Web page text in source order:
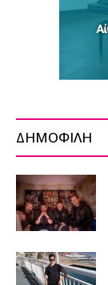
ΔΗΜΟΦΙΛΗ